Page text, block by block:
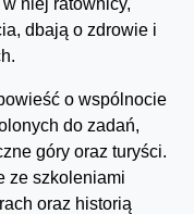
dbają o zdrowie i
o wspólnocie
do zadań,
góry oraz turyści.
ze szkoleniami
oraz historią